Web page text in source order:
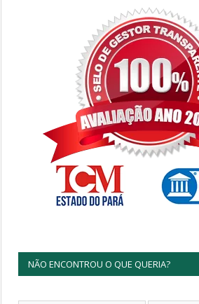
NÃO ENCONTROU O QUE QUERIA?